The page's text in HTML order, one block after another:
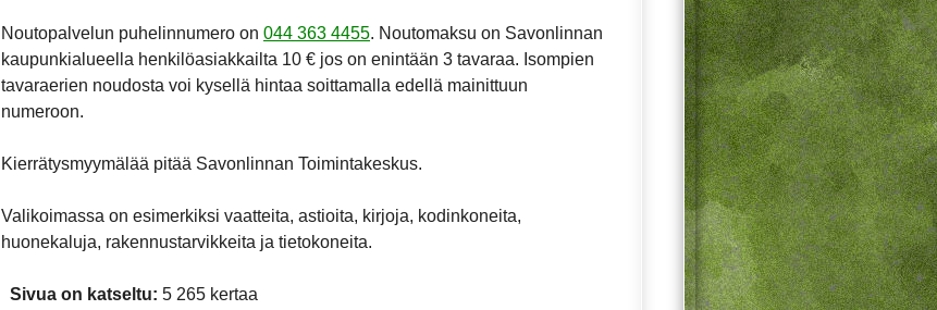
Noutopalvelun puhelinnumero on 044 363 4455. Noutomaksu on Savonlinnan
kaupunkialueella henkilöasiakkailta 10 € jos on enintään 3 tavaraa. Isompien
tavaraerien noudosta voi kysellä hintaa soittamalla edellä mainittuun
numeroon.
Kierrätysmyymälää pitää Savonlinnan Toimintakeskus.
Valikoimassa on esimerkiksi vaatteita, astioita, kirjoja, kodinkoneita,
huonekaluja, rakennustarvikkeita ja tietokoneita.
Sivua on katseltu: 5 265 kertaa